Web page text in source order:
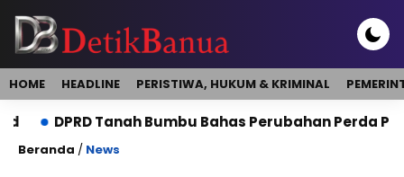
HOME HEADLINE PERISTIWA, HUKUM & KRIMINAL
DPRD Tanah Bumbu Bahas Perubahan Perda Pajak
Beranda / News